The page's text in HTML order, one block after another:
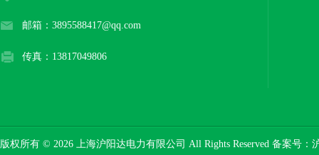
邮箱：3895588417@qq.com
传真：13817049806
版权所有 © 2026 上海沪阳达电力有限公司 All Rights Reserved 备案号：